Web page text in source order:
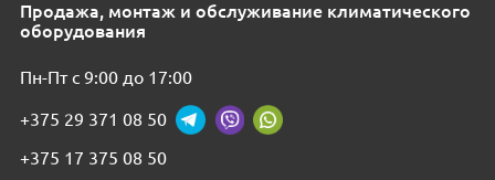
Продажа, монтаж и обслуживание климатического
оборудования
Пн-Пт с 9:00 до 17:00
+375 29 371 08 50
+375 17 375 08 50